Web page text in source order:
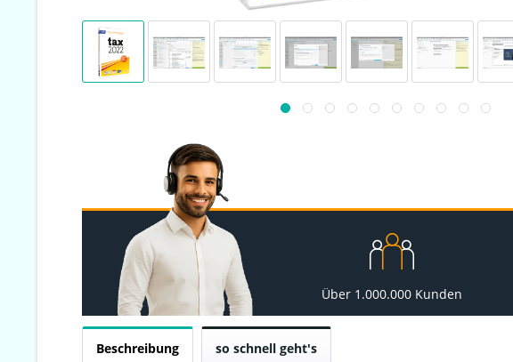
Über 1.000.000 Kunden
Beschreibung so schnell geht's